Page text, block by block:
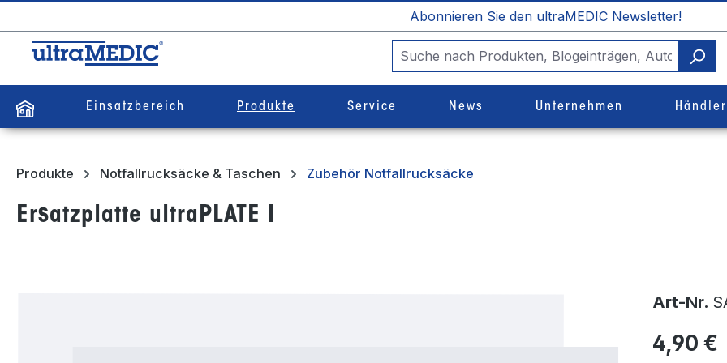
Abonnieren Sie den ultraMEDIC Newsletter!
Einsatzbereich Produkte Service News Unternehmen
Produkte Notfallrucksäcke & Taschen Zubehör Notfallrucksäcke
Ersatzplatte ultraPLATE I
Art-Nr.
4,90 €